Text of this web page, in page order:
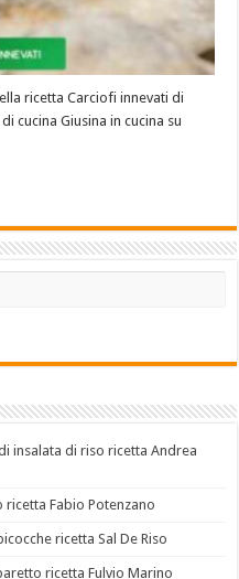
ricetta Carciofi innevati di
cucina Giusina in cucina su
insalata di riso ricetta Andrea
Fabio Potenzano
ricetta Sal De Riso
ricetta Fulvio Marino